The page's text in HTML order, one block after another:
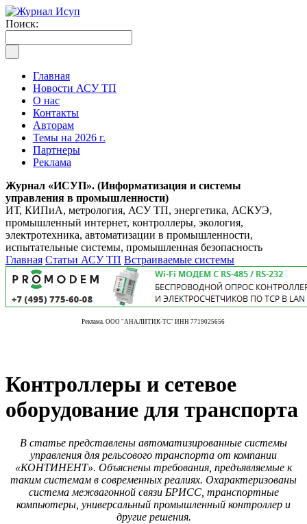
Поиск:
Главная
Новости АСУ ТП
О нас
Контакты
Авторам
Темы на 2026 г.
Партнеры
Реклама
Журнал «ИСУП». (Информатизация и системы
управления в промышленности)
ИТ, КИПиА, метрология, АСУ ТП, энергетика, АСКУЭ,
промышленный интернет, контроллеры, экология,
электротехника, автоматизации в промышленности,
испытательные системы, промышленная безопасность
Главная Статьи АСУ ТП Встраиваемые системы
Реклама. ООО "АНАЛИТИК-ТС" ИНН 7719025656
Контроллеры и сетевое
оборудование для транспорта
В статье представлены автоматизированные системы
управления для рельсового транспорта от компании
«КОНТИНЕНТ». Объяснены требования, предъявляемые к
таким системам в современных реалиях. Охарактеризованы
система межвагонной связи БРИСС, транспортные
компьютеры, универсальный промышленный контроллер и
другие решения.